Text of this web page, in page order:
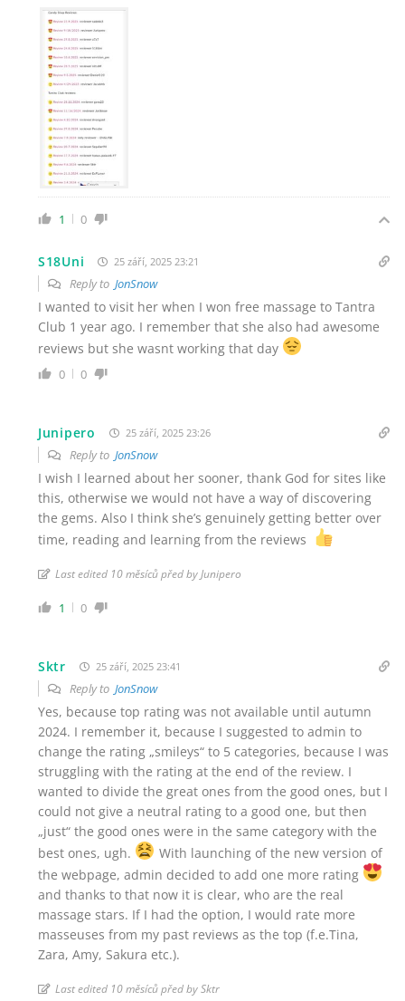
1 0
S18Uni 25 září, 2025 23:21
Reply to JonSnow
I wanted to visit her when I won free massage to Tantra
Club 1 year ago. I remember that she also had awesome
reviews but she wasnt working that day
0 0
Junipero 25 září, 2025 23:26
Reply to JonSnow
I wish I learned about her sooner, thank God for sites like
this, otherwise we would not have a way of discovering
the gems. Also I think she’s genuinely getting better over
time, reading and learning from the reviews
Last edited 10 měsíců před by Junipero
1 0
Sktr 25 září, 2025 23:41
Reply to JonSnow
Yes, because top rating was not available until autumn
2024. I remember it, because I suggested to admin to
change the rating „smileys“ to 5 categories, because I was
struggling with the rating at the end of the review. I
wanted to divide the great ones from the good ones, but I
could not give a neutral rating to a good one, but then
„just“ the good ones were in the same category with the
best ones, ugh.
With launching of the new version of
the webpage, admin decided to add one more rating
and thanks to that now it is clear, who are the real
massage stars. If I had the option, I would rate more
masseuses from my past reviews as the top (f.e.Tina,
Zara, Amy, Sakura etc.).
Last edited 10 měsíců před by Sktr